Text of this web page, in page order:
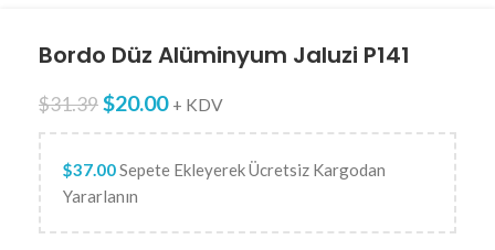
Bordo Düz Alüminyum Jaluzi P141
$31.39$20.00 + KDV
$37.00Sepete Ekleyerek Ücretsiz Kargodan
Yararlanın